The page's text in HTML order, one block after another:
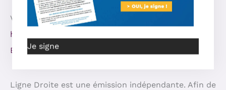
Visionner l’émission :
https://odysee.com/@LigneDroiteMatinale:8/YT-
Enfants-maltraités:7
Ligne Droite est une émission indépendante. Afin de
Je signe